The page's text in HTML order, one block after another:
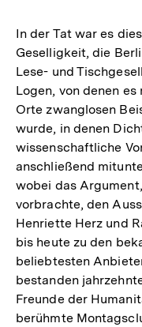
In der Tat war es
Geselligkeit, die
Lese- und
Logen, von denen
Orte zwanglosen
wurde, in denen
wissenschaftliche
anschließend
wobei das
vorbrachte, den
Henriette Herz und
bis heute zu den
beliebtesten
bestanden
Freunde der
berühmte